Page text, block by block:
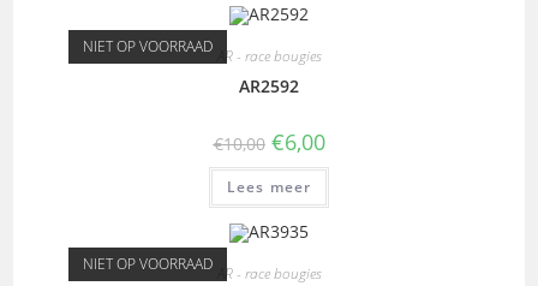
NIET OP VOORRAAD AR - race bougies
AR2592
€10,00 €6,00
Lees meer
NIET OP VOORRAAD AR - race bougies